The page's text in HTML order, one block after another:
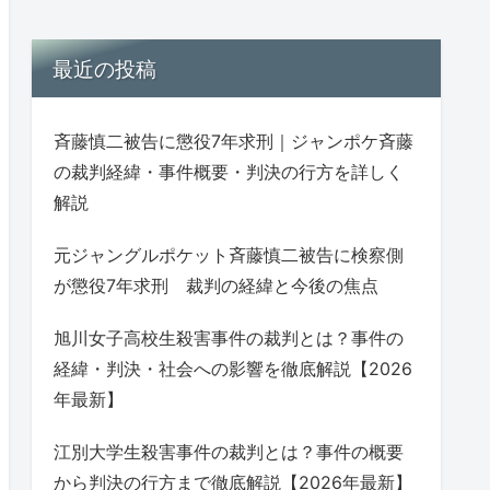
最近の投稿
斉藤慎二被告に懲役7年求刑｜ジャンポケ斉藤
の裁判経緯・事件概要・判決の行方を詳しく
解説
元ジャングルポケット斉藤慎二被告に検察側
が懲役7年求刑 裁判の経緯と今後の焦点
旭川女子高校生殺害事件の裁判とは？事件の
経緯・判決・社会への影響を徹底解説【2026
年最新】
江別大学生殺害事件の裁判とは？事件の概要
から判決の行方まで徹底解説【2026年最新】